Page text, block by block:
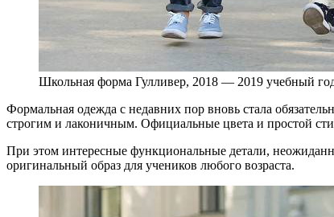
Школьная форма Гулливер, 2018 — 2019 учебный
Формальная одежда с недавних пор вновь стала
строгим и лаконичным. Официальные цвета и простой
При этом интересные функциональные детали,
оригинальный образ для учеников любого возраста.